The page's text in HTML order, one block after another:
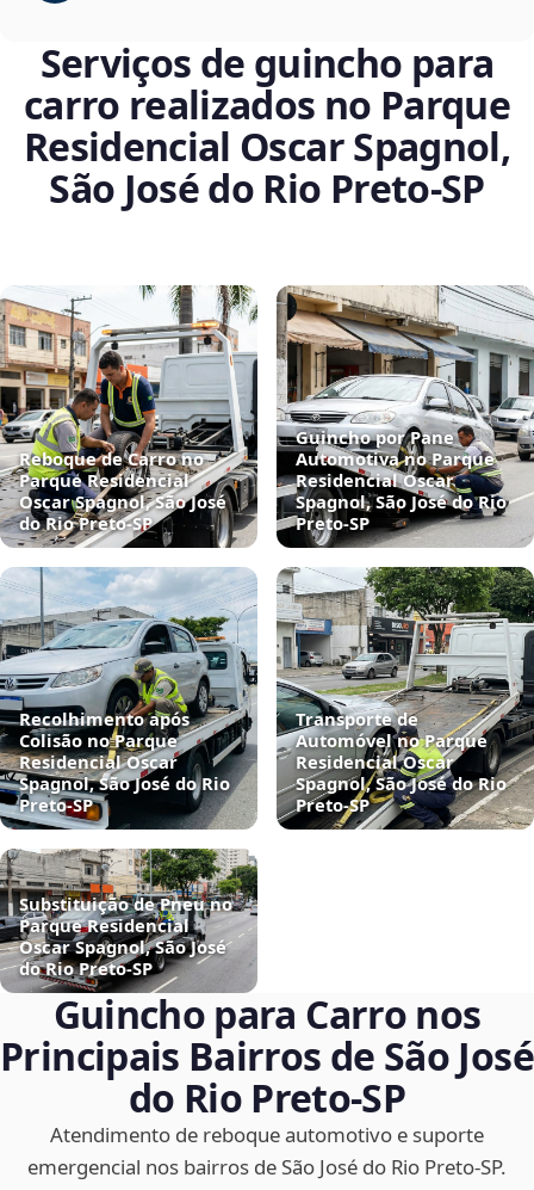
Serviços de guincho para
carro realizados no Parque
Residencial Oscar Spagnol,
São José do Rio Preto‑SP
Reboque de Carro no
Parque Residencial
Oscar Spagnol, São José
do Rio Preto‑SP
Guincho por Pane
Automotiva no Parque
Residencial Oscar
Spagnol, São José do Rio
Preto‑SP
Recolhimento após
Colisão no Parque
Residencial Oscar
Spagnol, São José do Rio
Preto‑SP
Transporte de
Automóvel no Parque
Residencial Oscar
Spagnol, São José do Rio
Preto‑SP
Substituição de Pneu no
Parque Residencial
Oscar Spagnol, São José
do Rio Preto‑SP
Guincho para Carro nos
Principais Bairros de São José
do Rio Preto‑SP
Atendimento de reboque automotivo e suporte
emergencial nos bairros de São José do Rio Preto‑SP.